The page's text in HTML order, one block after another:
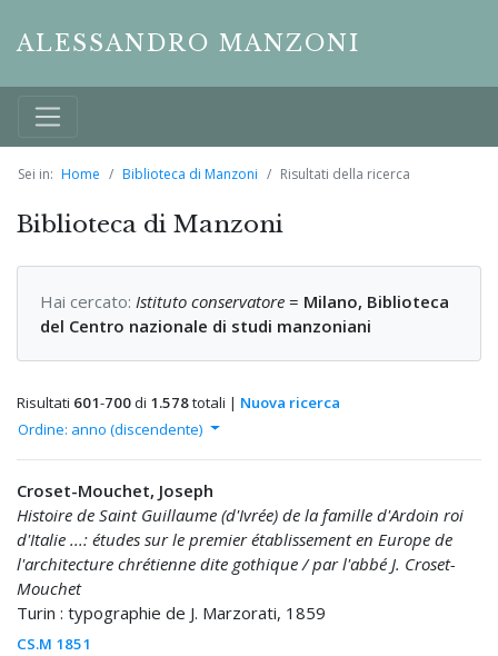
ALESSANDRO MANZONI
Sei in: Home Biblioteca di Manzoni Risultati della ricerca
Biblioteca di Manzoni
Hai cercato: Istituto conservatore = Milano, Biblioteca
del Centro nazionale di studi manzoniani
Risultati 601-700di 1.578totali | Nuova ricerca
Ordine: anno (discendente)
Croset-Mouchet, Joseph
Histoire de Saint Guillaume (d'Ivrée) de la famille d'Ardoin roi
d'Italie ...: études sur le premier établissement en Europe de
l'architecture chrétienne dite gothique / par l'abbé J. Croset-
Mouchet
Turin : typographie de J. Marzorati, 1859
CS.M 1851